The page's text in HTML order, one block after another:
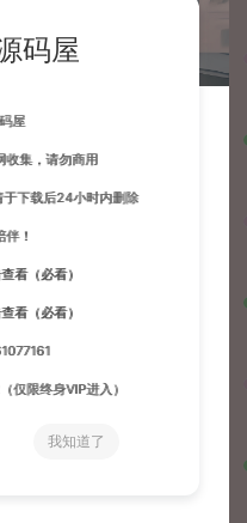
码屋
屋
收集，请勿商用
于下载后24小时内删除
！
看（必看）
看（必看）
仅限终身VIP进入）
我知道了